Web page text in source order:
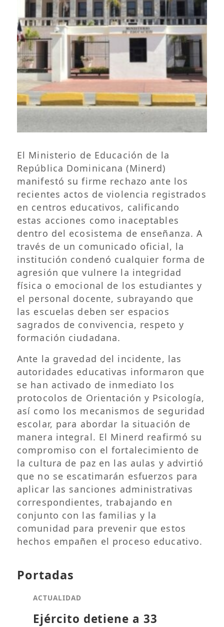
El Ministerio de Educación de la
República Dominicana (Minerd)
manifestó su firme rechazo ante los
recientes actos de violencia registrados
en centros educativos, calificando
estas acciones como inaceptables
dentro del ecosistema de enseñanza. A
través de un comunicado oficial, la
institución condenó cualquier forma de
agresión que vulnere la integridad
física o emocional de los estudiantes y
el personal docente, subrayando que
las escuelas deben ser espacios
sagrados de convivencia, respeto y
formación ciudadana.
Ante la gravedad del incidente, las
autoridades educativas informaron que
se han activado de inmediato los
protocolos de Orientación y Psicología,
así como los mecanismos de seguridad
escolar, para abordar la situación de
manera integral. El Minerd reafirmó su
compromiso con el fortalecimiento de
la cultura de paz en las aulas y advirtió
que no se escatimarán esfuerzos para
aplicar las sanciones administrativas
correspondientes, trabajando en
conjunto con las familias y la
comunidad para prevenir que estos
hechos empañen el proceso educativo.
Portadas
ACTUALIDAD
Ejército detiene a 33